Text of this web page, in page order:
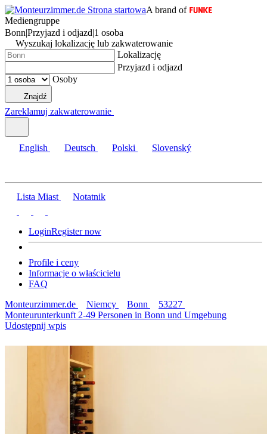
A brand of
Mediengruppe
Bonn|Przyjazd i odjazd|1 osoba
Wyszukaj lokalizację lub zakwaterowanie
Lokalizację
Przyjazd i odjazd
Osoby
Znajdź
Zareklamuj zakwaterowanie
English Deutsch Polski Slovenský
Lista Miast Notatnik
LoginRegister now
Profile i ceny
Informacje o właścicielu
FAQ
Monteurzimmer.de
Niemcy Bonn
53227
Monteurunterkunft 2-49 Personen in Bonn und Umgebung
Udostępnij wpis